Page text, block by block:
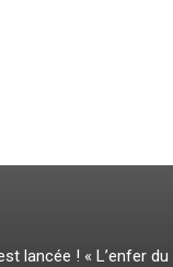
lancée ! « L’enfer du